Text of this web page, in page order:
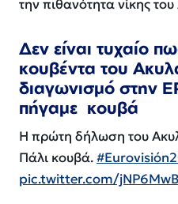
την πιθανότητα νίκης
Δεν είναι τυχαίο
κουβέντα του
διαγωνισμό στην
πήγαμε κουβά
Η πρώτη δήλωση του
Πάλι κουβά.
pic.twitter.com/